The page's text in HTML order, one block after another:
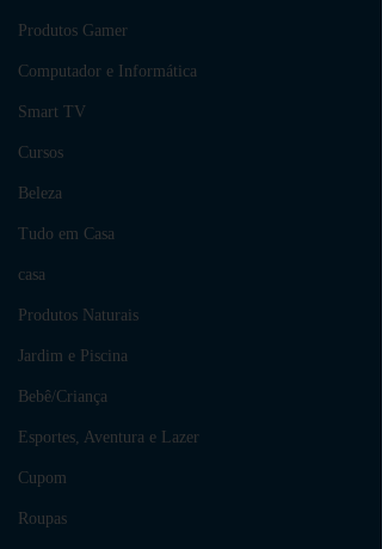
Produtos Gamer
Computador e Informática
Smart TV
Cursos
Beleza
Tudo em Casa
casa
Produtos Naturais
Jardim e Piscina
Bebê/Criança
Esportes, Aventura e Lazer
Cupom
Roupas